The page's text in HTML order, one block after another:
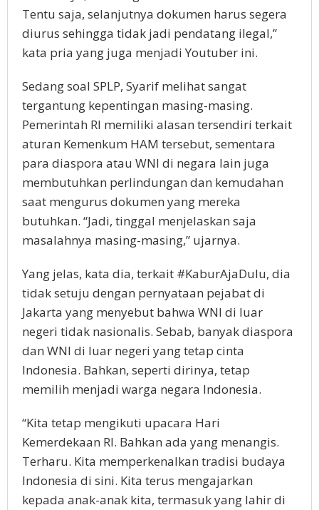
Tentu saja, selanjutnya dokumen harus segera
diurus sehingga tidak jadi pendatang ilegal,”
kata pria yang juga menjadi Youtuber ini.
Sedang soal SPLP, Syarif melihat sangat
tergantung kepentingan masing-masing.
Pemerintah RI memiliki alasan tersendiri terkait
aturan Kemenkum HAM tersebut, sementara
para diaspora atau WNI di negara lain juga
membutuhkan perlindungan dan kemudahan
saat mengurus dokumen yang mereka
butuhkan. “Jadi, tinggal menjelaskan saja
masalahnya masing-masing,” ujarnya.
Yang jelas, kata dia, terkait #KaburAjaDulu, dia
tidak setuju dengan pernyataan pejabat di
Jakarta yang menyebut bahwa WNI di luar
negeri tidak nasionalis. Sebab, banyak diaspora
dan WNI di luar negeri yang tetap cinta
Indonesia. Bahkan, seperti dirinya, tetap
memilih menjadi warga negara Indonesia.
“Kita tetap mengikuti upacara Hari
Kemerdekaan RI. Bahkan ada yang menangis.
Terharu. Kita memperkenalkan tradisi budaya
Indonesia di sini. Kita terus mengajarkan
kepada anak-anak kita, termasuk yang lahir di